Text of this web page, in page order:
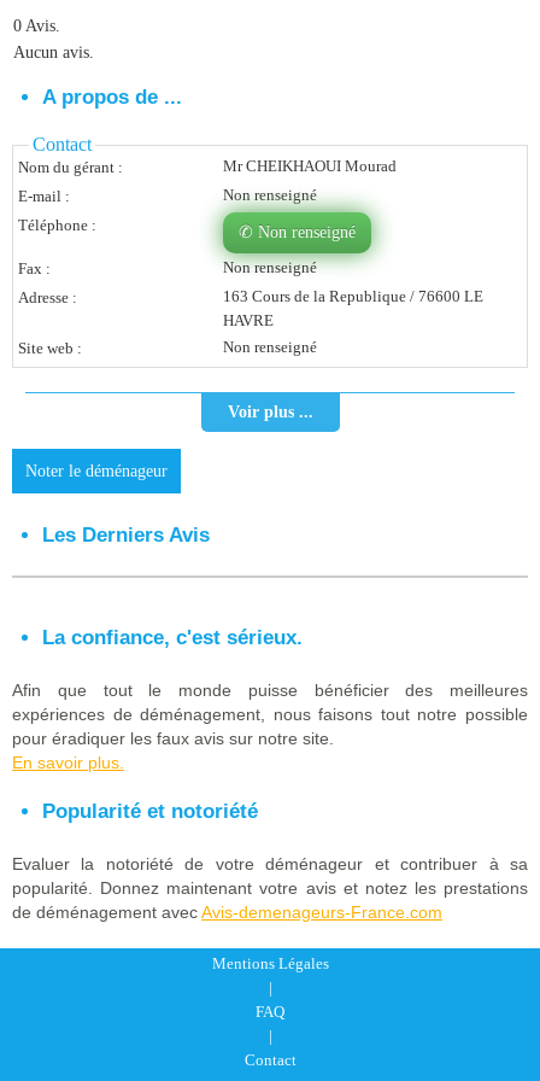
Vous Êtes Une Société
Comment Ça Marche ?
Quels Bénéfices Pour Ma Société ?
Témoignages Adhérents
Comment S’inscrire ?
Donnez Votre Avis
Contact
0 Avis.
Aucun avis.
A propos de ...
Contact
Nom du gérant :
Mr CHEIKHAOUI Mourad
E-mail :
Non renseigné
Téléphone :
✆ Non renseigné
Fax :
Non renseigné
Adresse :
163 Cours de la Republique / 76600 LE
HAVRE
Site web :
Non renseigné
Voir plus ...
Noter le déménageur
Les Derniers Avis
La confiance, c'est sérieux.
Afin que tout le monde puisse bénéficier des meilleures
expériences de déménagement, nous faisons tout notre possible
pour éradiquer les faux avis sur notre site.
En savoir plus.
Popularité et notoriété
Evaluer la notoriété de votre déménageur et contribuer à sa
popularité. Donnez maintenant votre avis et notez les prestations
de déménagement avecAvis-demenageurs-France.com
Mentions Légales
|
FAQ
|
Contact